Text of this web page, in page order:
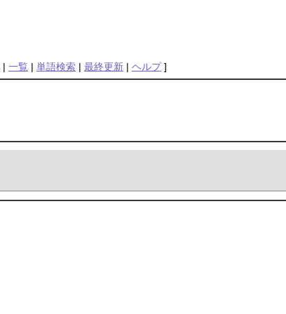
| 一覧 | 単語検索| 最終更新| ヘルプ]